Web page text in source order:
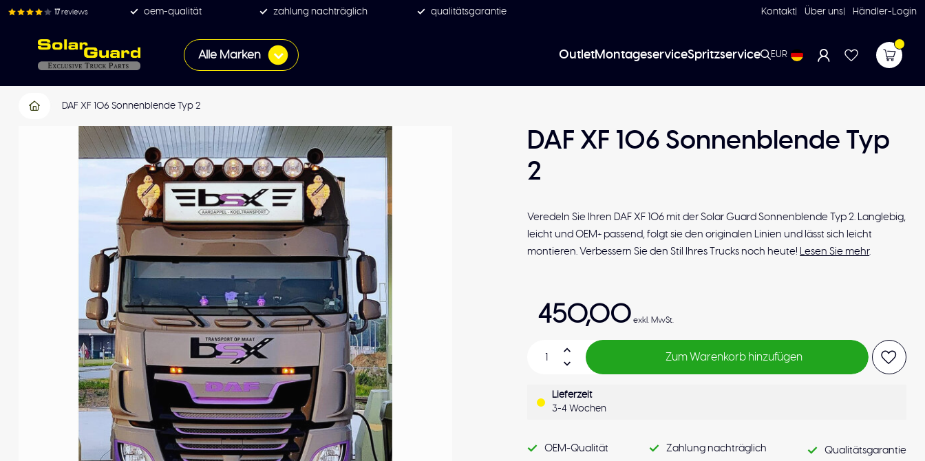
17reviews oem-qualität zahlung nachträglich qualitätsgarantie Kontakt Über uns Händler-Login
Alle Marken OutletMontageserviceSpritzservice EUR
DAF XF 106 Sonnenblende Typ 2
DAF XF 106 Sonnenblende Typ
2
Veredeln Sie Ihren DAF XF 106 mit der Solar Guard Sonnenblende Typ 2. Langlebig,
leicht und OEM+ passend, folgt sie den originalen Linien und lässt sich leicht
montieren. Verbessern Sie den Stil Ihres Trucks noch heute! Lesen Sie mehr.
450,00 exkl. MwSt.
Zum Warenkorb hinzufügen
Lieferzeit
3-4 Wochen
OEM-Qualität Zahlung nachträglich Qualitätsgarantie